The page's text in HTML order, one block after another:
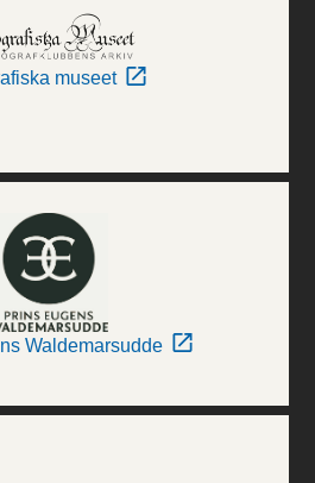
museet
Waldemarsudde